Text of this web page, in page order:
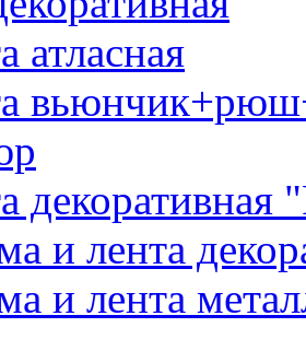
атласная
декоративная
и лента
и лента